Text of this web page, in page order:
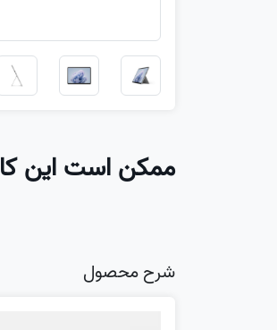
ممکن است این
شرح محصول